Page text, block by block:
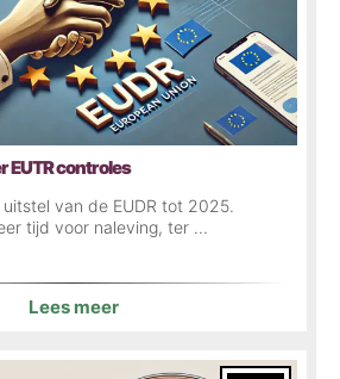
EUTR controles
van de EUDR tot 2025.
tijd voor naleving, ter ...
Lees meer